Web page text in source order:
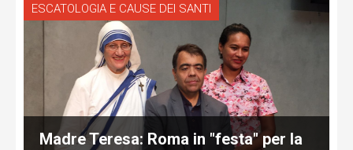
ESCATOLOGIA E CAUSE DEI SANTI
Madre Teresa: Roma in "festa" per la